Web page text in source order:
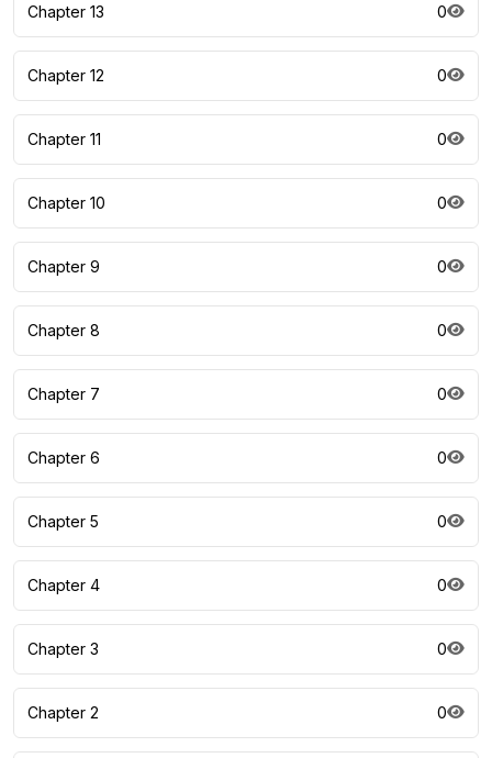
Chapter 13 0
Chapter 12 0
Chapter 11 0
Chapter 10 0
Chapter 9 0
Chapter 8 0
Chapter 7 0
Chapter 6 0
Chapter 5 0
Chapter 4 0
Chapter 3 0
Chapter 2 0